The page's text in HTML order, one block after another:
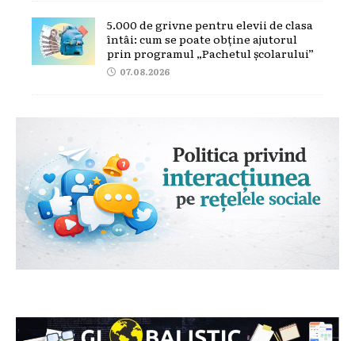
5.000 de grivne pentru elevii de clasa
întâi: cum se poate obține ajutorul
prin programul „Pachetul școlarului”
07.08.2026